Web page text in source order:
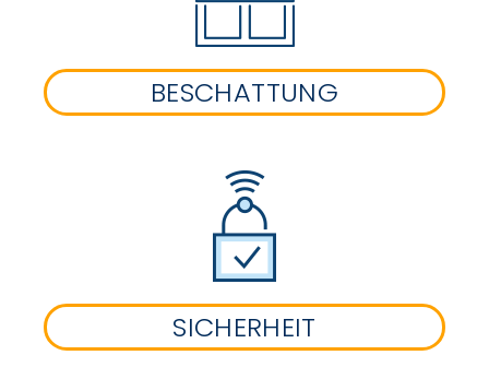
BESCHATTUNG
SICHERHEIT